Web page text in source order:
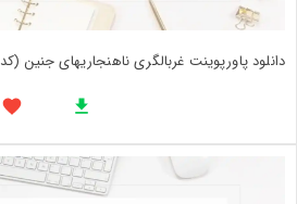
دانلود پاورپوینت غربالگری ناهنجاریهای جنین (کد7522)